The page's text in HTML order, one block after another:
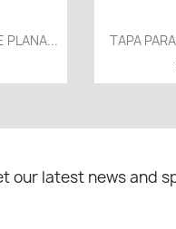
PLANA... 
TAPA
our latest news and